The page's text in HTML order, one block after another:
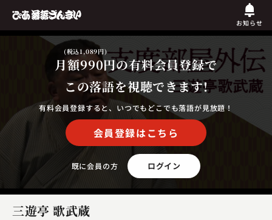
お知らせ
月額990円
(税込1,089円)
の有料会員登録で
この落語を視聴できます!
有料会員登録すると、いつでもどこでも落語が見放題！
会員登録はこちら
既に会員の方 ログイン
三遊亭 歌武蔵